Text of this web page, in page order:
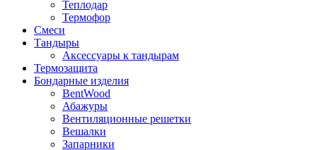
Теплодар
Термофор
Смеси
Тандыры
Аксессуары к тандырам
Термозащита
Бондарные изделия
BentWood
Абажуры
Вентиляционные решетки
Вешалки
Запарники